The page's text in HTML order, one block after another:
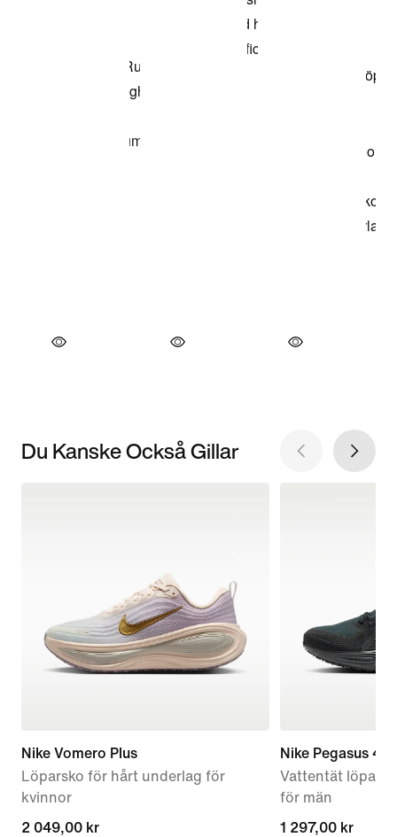
Du Kanske Också Gillar
Nike Vomero Plus
Löparsko för hårt underlag för
kvinnor
2 049,00 kr
2 049,00 kr
Nike Pegasus 41
Vattentät
för män
current
1 297,00 kr